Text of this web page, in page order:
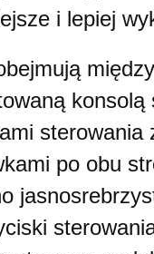
i lepiej
konsolą
sterowania
po obu